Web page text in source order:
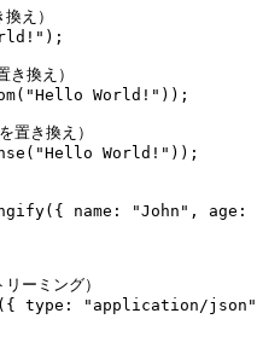
え）
);
換え）
( "Hello World!" ));
き換え）
( "Hello World!" ));
({ name: "John" , age:
ーミング）
({ type:
"application/json"